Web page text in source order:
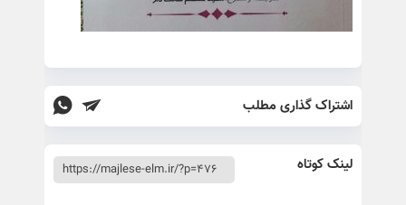
اشتراک گذاری مطلب
لینک کوتاه